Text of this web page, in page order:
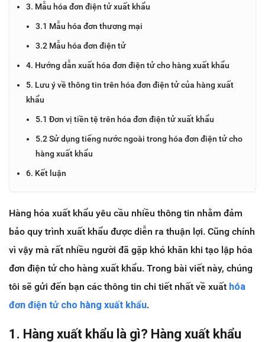
3. Mẫu hóa đơn điện tử xuất khẩu
3.1 Mẫu hóa đơn thương mại
3.2 Mẫu hóa đơn điện tử
4. Hướng dẫn xuất hóa đơn điện tử cho hàng xuất khẩu
5. Lưu ý về thông tin trên hóa đơn điện tử của hàng xuất
khẩu
5.1 Đơn vị tiền tệ trên hóa đơn điện tử xuất khẩu
5.2 Sử dụng tiếng nước ngoài trong hóa đơn điện tử cho
hàng xuất khẩu
6. Kết luận
Hàng hóa xuất khẩu yêu cầu nhiều thông tin nhằm đảm
bảo quy trình xuất khẩu được diễn ra thuận lợi. Cũng chính
vì vậy mà rất nhiều người đã gặp khó khăn khi tạo lập hóa
đơn điện tử cho hàng xuất khẩu. Trong bài viết này, chúng
tôi sẽ gửi đến bạn các thông tin chi tiết nhất về xuất hóa
đơn điện tử cho hàng xuất khẩu.
1. Hàng xuất khẩu là gì? Hàng xuất khẩu